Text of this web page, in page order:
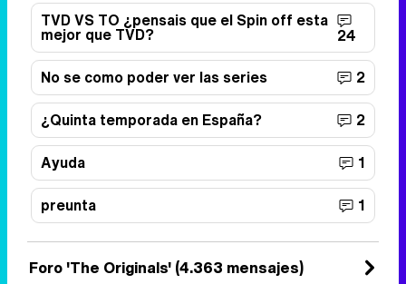
TVD VS TO ¿pensais que el Spin off esta
mejor que TVD?
24
No se como poder ver las series
2
¿Quinta temporada en España?
2
Ayuda
1
preunta
1
Foro 'The Originals' (4.363 mensajes)